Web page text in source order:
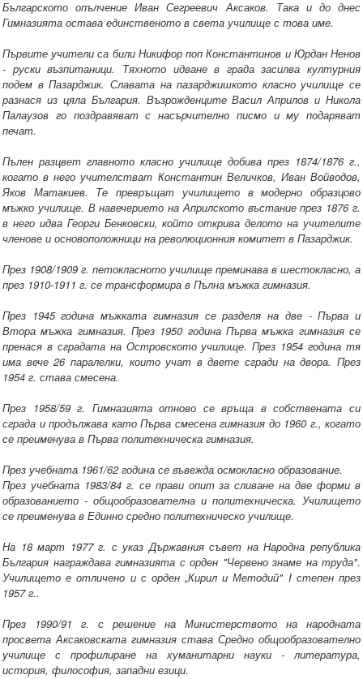
Българското опълчение Иван Сегреевич Аксаков. Така и до днес
Гимназията остава единственото в света училище с това име.
Първите учители са били Никифор поп Константинов и Юрдан Ненов
- руски възпитаници. Тяхното идване в града засилва културния
подем в Пазарджик. Славата на пазарджишкото класно училище се
разнася из цяла България. Възрожденците Васил Априлов и Никола
Палаузов го поздравяват с насърчително писмо и му подаряват
печат.
Пълен разцвет главното класно училище добива през 1874/1876 г.,
когато в него учителстват Константин Величков, Иван Войводов,
Яков Матакиев. Те превръщат училището в модерно образцово
мъжко училище. В навечерието на Априлското въстание през 1876 г.
в него идва Георги Бенковски, който открива делото на учителите
членове и основоположници на революционния комитет в Пазарджик.
През 1908/1909 г. петокласното училище преминава в шестокласно, а
през 1910-1911 г. се трансформира в Пълна мъжка гимназия.
През 1945 година мъжката гимназия се разделя на две - Първа и
Втора мъжка гимназия. През 1950 година Първа мъжка гимназия се
пренася в сградата на Островското училище. През 1954 година тя
има вече 26 паралелки, които учат в двете сгради на двора. През
1954 г. става смесена.
През 1958/59 г. Гимназията отново се връща в собствената си
сграда и продължава като Първа смесена гимназия до 1960 г., когато
се преименува в Първа политехническа гимназия.
През учебната 1961/62 година се въвежда осмокласно образование.
През учебната 1983/84 г. се прави опит за сливане на две форми в
образованието - общообразователна и политехническа. Училището
се преименува в Единно средно политехническо училище.
На 18 март 1977 г. с указ Държавния съвет на Народна република
България награждава гимназията с орден "Червено знаме на труда".
Училището е отличено и с орден „Кирил и Методий" I степен през
1957 г..
През 1990/91 г. с решение на Министерството на народната
просвета Аксаковската гимназия става Средно общообразователно
училище с профилиране на хуманитарни науки - литература,
история, философия, западни езици.